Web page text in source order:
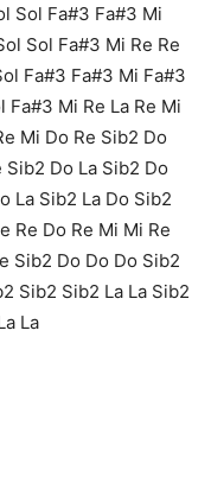
Sol Fa#3 Fa#3 Mi
Sol Fa#3 Mi Re Re
Fa#3 Fa#3 Mi Fa#3
Mi Re La Re Mi
Mi Do Re Sib2 Do
Sib2 Do La Sib2 Do
La Sib2 La Do Sib2
Re Do Re Mi Mi Re
Sib2 Do Do Do Sib2
Sib2 Sib2 La La Sib2
La